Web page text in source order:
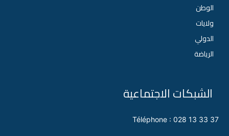
الشبكات الاجتماعية
Téléphone : 028 13 33 37
الوطن
ولايات
الدولي
الرياضة